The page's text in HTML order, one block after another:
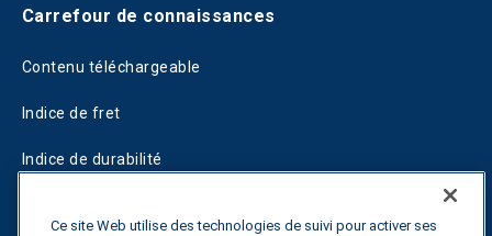
Carrefour de connaissances
Contenu téléchargeable
Indice de fret
Indice de durabilité
Ce site Web utilise des technologies de suivi pour activer ses